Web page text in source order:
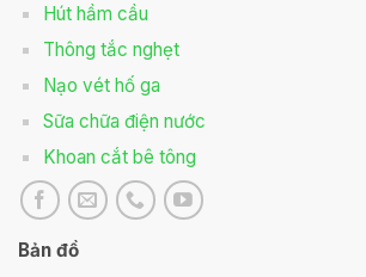
Hút hầm cầu
Thông tắc nghẹt
Nạo vét hố ga
Sữa chữa điện nước
Khoan cắt bê tông
Bản đồ